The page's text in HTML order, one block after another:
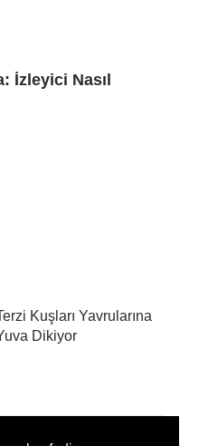
İzleyici Nasıl
Kuşları Yavrularına
Dikiyor